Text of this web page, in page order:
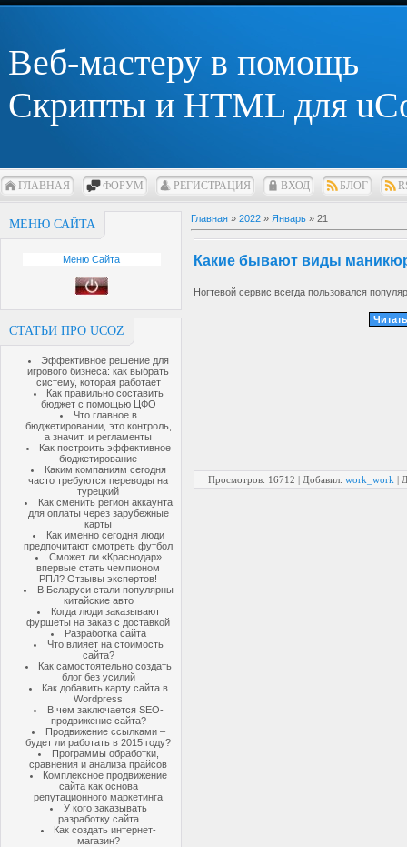
Веб-мастеру в помощь
Скрипты и HTML для
ГЛАВНАЯ ФОРУМ РЕГИСТРАЦИЯ ВХОД БЛОГ
МЕНЮ САЙТА
Меню Сайта
СТАТЬИ ПРО UCOZ
Эффективное решение для
игрового бизнеса: как выбрать
систему, которая работает
Как правильно составить
бюджет с помощью ЦФО
Что главное в
бюджетировании, это контроль,
а значит, и регламенты
Как построить эффективное
бюджетирование
Каким компаниям сегодня
часто требуются переводы на
турецкий
Как сменить регион аккаунта
для оплаты через зарубежные
карты
Как именно сегодня люди
предпочитают смотреть футбол
Сможет ли «Краснодар»
впервые стать чемпионом
РПЛ? Отзывы экспертов!
В Беларуси стали популярны
китайские авто
Когда люди заказывают
фуршеты на заказ с доставкой
Разработка сайта
Что влияет на стоимость
сайта?
Как самостоятельно создать
блог без усилий
Как добавить карту сайта в
Wordpress
В чем заключается SEO-
продвижение сайта?
Продвижение ссылками –
будет ли работать в 2015 году?
Программы обработки,
сравнения и анализа прайсов
Комплексное продвижение
сайта как основа
репутационного маркетинга
У кого заказывать
разработку сайта
Как создать интернет-
магазин?
Главная » 2022 » Январь » 21
Какие бывают виды
Ногтевой сервис всегда пользовался
Просмотров: 16712 | Добавил: work_work |